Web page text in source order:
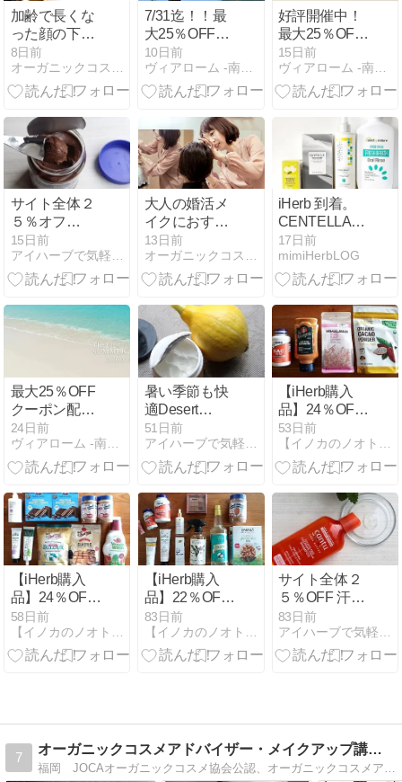
加齢で長くな
った顔の下半
分をコンパク
トに見せるメ
イクテクニッ
8日前
オーガニックコスメアドバイザー・メイクアップ講師のブログ
7/31迄！！最
大25％OFFク
ーポン配信！
◎SUMMER
SALE 2026 第
10日前
ヴィアローム -南仏プロヴァンスのオーガニックアロマ-
好評開催中！
最大25％OFF
クーポン配
信！
◎SUMMER
15日前
ヴィアローム -南仏プロヴァンスのオーガニックアロマ-
サイト全体２
５％オフ
Peanut Butter
& Coダークチ
ョコレートド
15日前
アイハーブで気軽にオーガニック
大人の婚活メ
イクにおすす
めなリップの
色をプロの目
で選んでみま
13日前
オーガニックコスメアドバイザー・メイクアップ講師のブログ
iHerb 到着。
CENTELLAに
夢中
17日前
mimiHerbLOG
最大25％OFF
クーポン配
信！
◎SUMMER
SALE 2026 第
24日前
ヴィアローム -南仏プロヴァンスのオーガニックアロマ-
暑い季節も快
適Desert
Essence デイ
リーエッセン
シャル保湿ク
51日前
アイハーブで気軽にオーガニック
【iHerb購入
品】24％OFF
で買った、オ
ーガニックカ
カオパウダー
ヨネーズなど
53日前
【イノカのノオト】iHerbの購入品紹介やコスメレビュー
【iHerb購入
品】24％OFF
で買った、
久々のアトキ
ンスや、はじ
58日前
【iHerb購入
品】22％OFF
で買った、頭
皮用美容液
や、久しぶり
83日前
サイト全体２
５％OFF 汗の
季節の頭皮ケ
アクレンジン
グシャンプー
83日前
7
オーガニックコスメアドバイザー・メイクアップ講師のブログ
福岡 JOCAオーガニックコスメ協会公認、オーガニックコスメアドバイザー・ホリスティックビューティアドバイザー・メイクアップセミナー講師の西村あかねです。